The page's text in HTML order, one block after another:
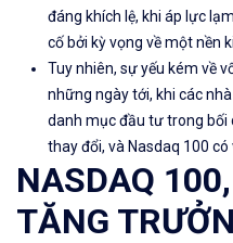
đáng khích lệ, khi áp lực
cố bởi kỳ vọng về một nền
Tuy nhiên, sự yếu kém về
những ngày tới, khi các
danh mục đầu tư trong
thay đổi, và Nasdaq 100
NASDAQ
TĂNG